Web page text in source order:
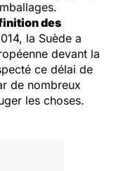
des
la Suède a
devant la
ce délai de
de nombreux
les choses.